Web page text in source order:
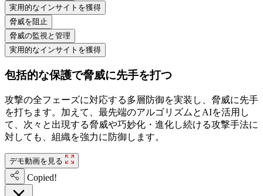
実用的なインサイトを獲得
脅威を阻止
脅威の監視と管理
実用的なインサイトを獲得
包括的な保護で脅威に先手を打つ
攻撃の全フェーズに対応する多層防御を実装し、脅威に先手
を打ちます。加えて、最先端のアルゴリズムとAIを活用し
て、次々と出現する脅威や巧妙化・進化し続ける攻撃手法に
対しても、組織を強力に防御します。
デモ動画を見る
Copied!